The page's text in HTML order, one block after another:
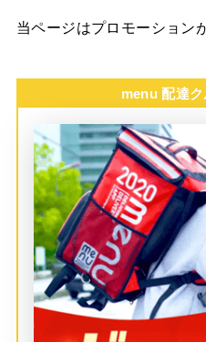
当ページはプロモーション
menu 配達ク